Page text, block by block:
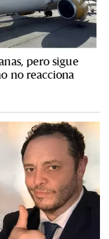
pero sigue
no reacciona